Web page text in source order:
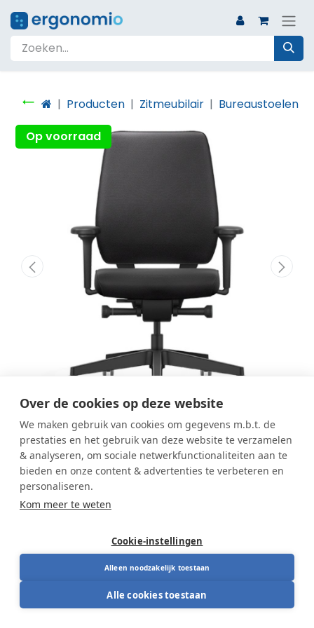
Over de cookies op deze website
We maken gebruik van cookies om gegevens m.b.t. de
prestaties en het gebruik van deze website te verzamelen
& analyseren, om sociale netwerkfunctionaliteiten aan te
bieden en onze content & advertenties te verbeteren en
personaliseren.
Kom meer te weten
Cookie-instellingen
Alleen noodzakelijk toestaan
Alle cookies toestaan
Producten Zitmeubilair Bureaustoelen
Op voorraad
Interstuhl Joyce JC1N1
Interstuhl Joyce NPR
De Interstuhl Joyce JC1N1 is een ergonomische
bureaustoel die voldoet aan de NPR 1813 norm voor